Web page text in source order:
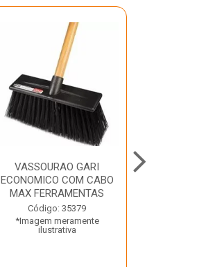
VASSOURAO GARI
ECONOMICO COM CABO
MAX FERRAMENTAS
Código: 35379
*Imagem meramente
ilustrativa